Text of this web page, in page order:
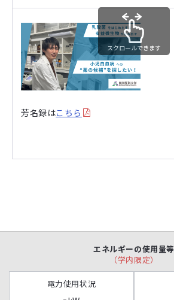
芳名録はこちら
スクロールできます
エネルギーの使用量等
（学内限定）
電力使用状況